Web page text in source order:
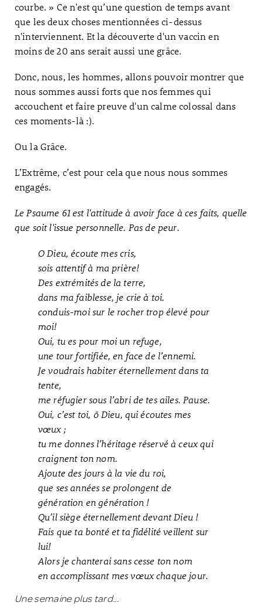
courbe. » Ce n'est qu’une question de temps avant
que les deux choses mentionnées ci-dessus
n'interviennent. Et la découverte d'un vaccin en
moins de 20 ans serait aussi une grâce.
Donc, nous, les hommes, allons pouvoir montrer que
nous sommes aussi forts que nos femmes qui
accouchent et faire preuve d'un calme colossal dans
ces moments-là :).
Ou la Grâce.
L’Extrême, c’est pour cela que nous nous sommes
engagés.
Le Psaume 61 est l'attitude à avoir face à ces faits, quelle
que soit l'issue personnelle. Pas de peur.
O Dieu, écoute mes cris,
sois attentif à ma prière!
Des extrémités de la terre,
dans ma faiblesse, je crie à toi.
conduis-moi sur le rocher trop élevé pour
moi!
Oui, tu es pour moi un refuge,
une tour fortifiée, en face de l’ennemi.
Je voudrais habiter éternellement dans ta
tente,
me réfugier sous l’abri de tes ailes. Pause.
Oui, c’est toi, ô Dieu, qui écoutes mes
vœux ;
tu me donnes l’héritage réservé à ceux qui
craignent ton nom.
Ajoute des jours à la vie du roi,
que ses années se prolongent de
génération en génération !
Qu’il siège éternellement devant Dieu !
Fais que ta bonté et ta fidélité veillent sur
lui!
Alors je chanterai sans cesse ton nom
en accomplissant mes vœux chaque jour.
Une semaine plus tard...